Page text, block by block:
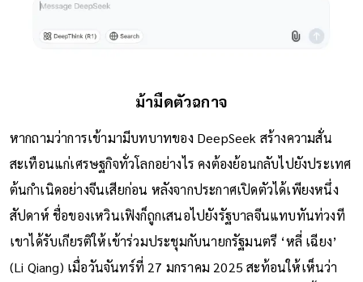
ม้ามืดตัวฉกาจ
หากถามว่าการเข้ามามีบทบาทของ DeepSeek สร้างความสั่น
สะเทือนแก่เศรษฐกิจทั่วโลกอย่างไร คงต้องย้อนกลับไปยังประเทศ
ต้นกำเนิดอย่างจีนเสียก่อน หลังจากประกาศเปิดตัวได้เพียงหนึ่ง
สัปดาห์ ชื่อของเหวินเฟิงก็ถูกเสนอไปยังรัฐบาลจีนแทบทันท่วงที
เขาได้รับเกียรติให้เข้าร่วมประชุมกับนายกรัฐมนตรี ‘หลี่ เฉียง’
(Li Qiang) เมื่อวันจันทร์ที่ 27 มกราคม 2025 สะท้อนให้เห็นว่า